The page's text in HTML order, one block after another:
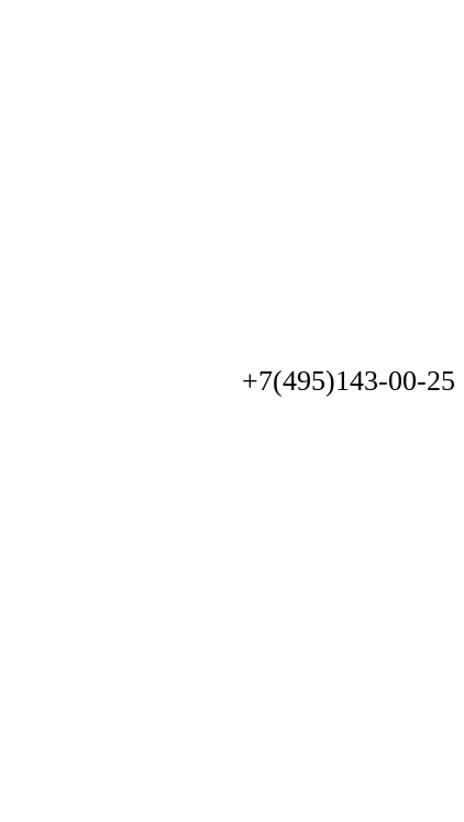
+7(495)143-00-25